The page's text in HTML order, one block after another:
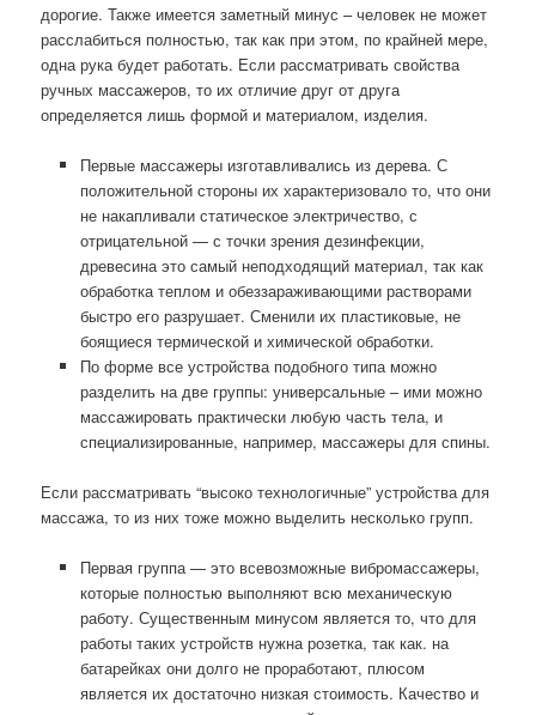
дорогие. Также имеется заметный минус – человек не может
расслабиться полностью, так как при этом, по крайней мере,
одна рука будет работать. Если рассматривать свойства
ручных массажеров, то их отличие друг от друга
определяется лишь формой и материалом, изделия.
Первые массажеры изготавливались из дерева. С
положительной стороны их характеризовало то, что они
не накапливали статическоеэлектричество, с
отрицательной — с точки зрения дезинфекции,
древесина это самый неподходящий материал, так как
обработка теплом и обеззараживающими растворами
быстро его разрушает. Сменили их пластиковые, не
боящиеся термической и химической обработки.
По форме все устройства подобного типа можно
разделить на две группы: универсальные – ими можно
массажировать практически любую часть тела, и
специализированные, например, массажеры для спины.
Если рассматривать “высоко технологичные” устройства для
массажа, то из них тоже можно выделить несколько групп.
Первая группа — это всевозможные вибромассажеры,
которые полностью выполняют всю механическую
работу. Существенным минусом является то, что для
работы таких устройств нужна розетка, так как. на
батарейках они долго не проработают, плюсом
является их достаточно низкая стоимость. Качество и